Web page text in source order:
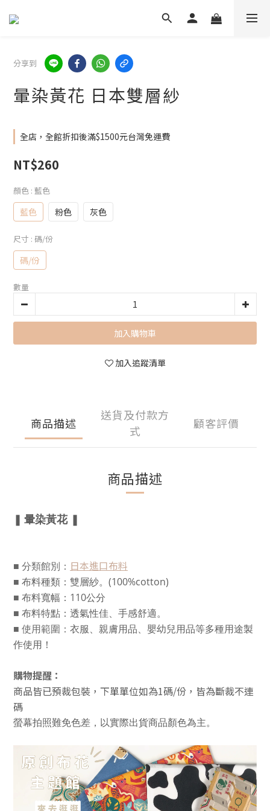
分享到
暈染黃花 日本雙層紗
全店，全館折扣後滿$1500元台灣免運費
NT$260
顏色 : 藍色
藍色 粉色 灰色
尺寸 : 碼/份
碼/份
數量
加入購物車
加入追蹤清單
商品描述
送貨及付款方
式
顧客評價
商品描述
暈染黃花
■ 分類館別： 日本進口布料
■ 布料種類：雙層紗。(100%cotton)
■ 布料寬幅：110公分
■ 布料特點：透氣性佳、手感舒適。
■ 使用範圍： 衣服、親膚用品、嬰幼兒用品等多種用途製
作使用！
購物提醒：
商品皆已預裁包裝，下單單位如為1碼/份，皆為斷裁不連
碼
螢幕拍照難免色差，以實際出貨商品顏色為主。